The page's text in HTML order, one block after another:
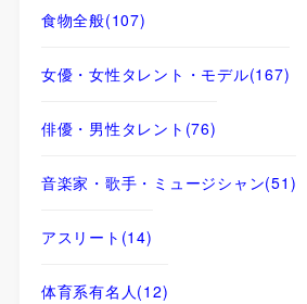
食物全般(107)
女優・女性タレント・モデル(167)
俳優・男性タレント (76)
音楽家・歌手・ミュージシャン(51)
アスリート (14)
体育系有名人(12)